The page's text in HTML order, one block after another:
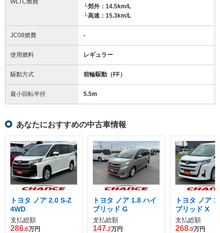
└郊外：14.5km/L
└高速：15.3km/L
JC08燃費 -
使用燃料 レギュラー
駆動方式 前輪駆動（FF）
最小回転半径 5.5m
あなたにおすすめの中古車情報
トヨタ ノア 2.0 S-Z
4WD
支払総額
286.6万円
トヨタ ノア 1.8 ハイ
ブリッド G
支払総額
147.2万円
トヨタ ノア
ブリッド X
支払総額
268.0万円